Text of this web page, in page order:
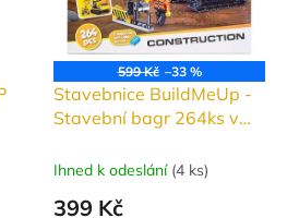
599 Kč –33 %
Stavebnice BuildMeUp -
Stavební bagr 264ks v
Ihned k odeslání (4 ks)
399 Kč